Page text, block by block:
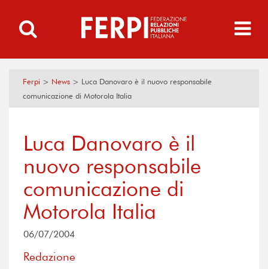
Ferpi > News > Luca Danovaro è il nuovo responsabile
comunicazione di Motorola Italia
Luca Danovaro è il
nuovo responsabile
comunicazione di
Motorola Italia
06/07/2004
Redazione